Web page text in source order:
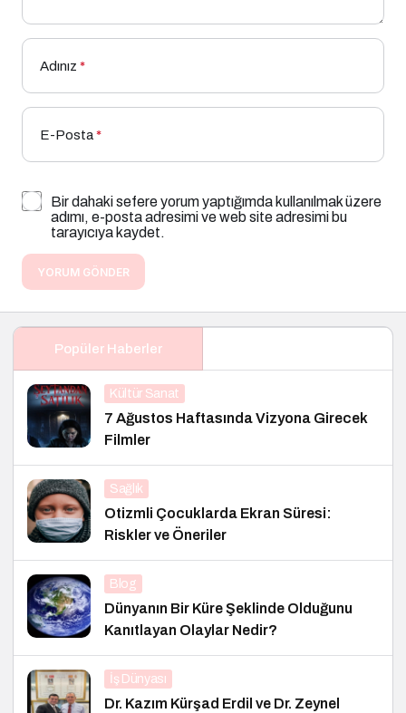
Adınız *
E-Posta*
Bir dahaki sefere yorum yaptığımda kullanılmak üzere
adımı, e-posta adresimi ve web site adresimi bu
tarayıcıya kaydet.
YORUM GÖNDER
Popüler Haberler
Kültür Sanat
7 Ağustos Haftasında Vizyona Girecek
Filmler
Sağlık
Otizmli Çocuklarda Ekran Süresi:
Riskler ve Öneriler
Blog
Dünyanın Bir Küre Şeklinde Olduğunu
Kanıtlayan Olaylar Nedir?
İş Dünyası
Dr. Kazım Kürşad Erdil ve Dr. Zeynel